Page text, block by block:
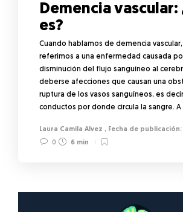
Demencia vascular:
es?
Cuando hablamos de demencia vascular,
referimos a una enfermedad causada
disminución del flujo sanguíneo al
deberse afecciones que causan una
ruptura de los vasos sanguíneos, es
conductos por donde circula la sangre.
Laura Camila Alvez ,
0
6 min